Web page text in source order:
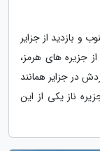
و بازدید از جزایر
از جزیره های هرمز،
در جزایر همانند
ناز یکی از این